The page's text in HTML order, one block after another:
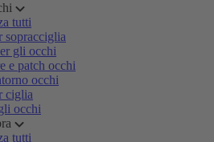
tutti
sopracciglia
gli occhi
e patch occhi
occhi
ciglia
occhi
tutti